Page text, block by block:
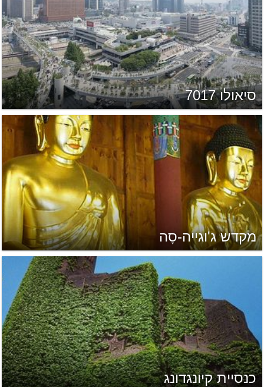
סיאולו 7017
מקדש ג'וגייה-סָה
כנסיית קיונגדונג